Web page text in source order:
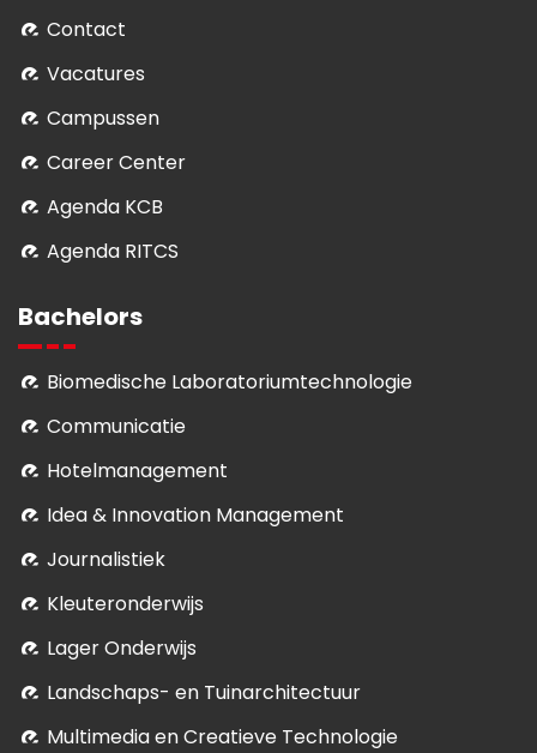
Contact
Vacatures
Campussen
Career Center
Agenda KCB
Agenda RITCS
Bachelors
Biomedische Laboratoriumtechnologie
Communicatie
Hotelmanagement
Idea & Innovation Management
Journalistiek
Kleuteronderwijs
Lager Onderwijs
Landschaps- en Tuinarchitectuur
Multimedia en Creatieve Technologie